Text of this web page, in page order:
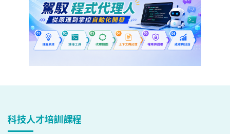
科技人才培訓課程